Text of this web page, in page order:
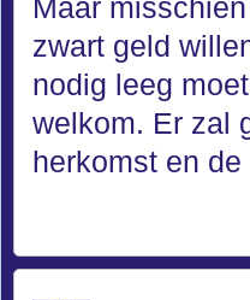
Maar
zwart geld
nodig leeg
welkom. Er zal
herkomst en